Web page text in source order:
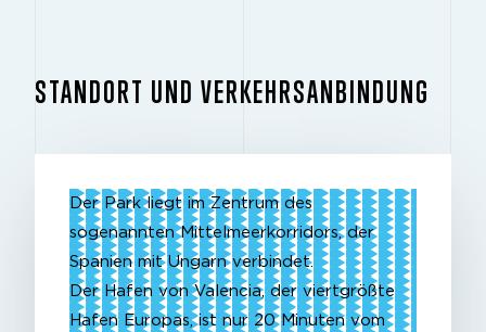
STANDORT UND VERKEHRSANBINDUNG
Der Park liegt im Zentrum des
sogenannten Mittelmeerkorridors, der
Spanien mit Ungarn verbindet.
Der Hafen von Valencia, der viertgrößte
Hafen Europas, ist nur 20 Minuten vom